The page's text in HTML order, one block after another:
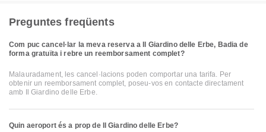
Preguntes freqüents
Com puc cancel·lar la meva reserva a Il Giardino delle Erbe, Badia de
forma gratuïta i rebre un reemborsament complet?
Malauradament, les cancel·lacions poden comportar una tarifa. Per
obtenir un reemborsament complet, poseu-vos en contacte directament
amb Il Giardino delle Erbe.
Quin aeroport és a prop de Il Giardino delle Erbe?